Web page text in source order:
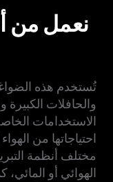
نعمل من
تُستخدم هذه
والحافلات الكبيرة
الاستخدامات
احتياجاتها من
مختلف أنظمة
الهوائي أو المائي،